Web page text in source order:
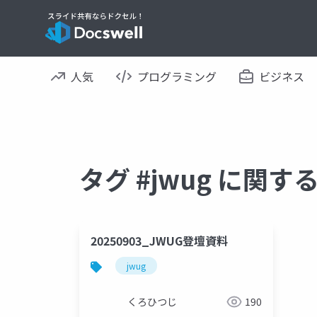
人気 プログラミング ビジネス
タグ #jwug に関す
20250903_JWUG登壇資料
jwug
くろひつじ 190